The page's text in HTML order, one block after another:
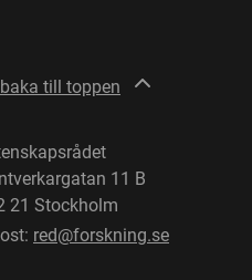
till toppen
11 B
21 Stockholm
red@forskning.se